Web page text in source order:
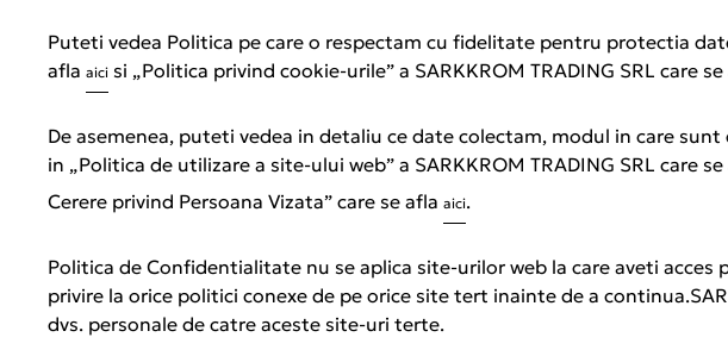
Puteti vedea Politica pe care o respectam cu fidelitate pentru protectia
afla aici si „Politica privind cookie-urile” a SARKKROM TRADING SRL care se
De asemenea, puteti vedea in detaliu ce date colectam, modul in care
in „Politica de utilizare a site-ului web” a SARKKROM TRADING SRL care se
Cerere privind Persoana Vizata” care se afla aici.
Politica de Confidentialitate nu se aplica site-urilor web la care aveti
privire la orice politici conexe de pe orice site tert inainte de a
dvs. personale de catre aceste site-uri terte.